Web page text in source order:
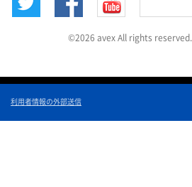
©2026 avex All rights reserved.
利用者情報の外部送信